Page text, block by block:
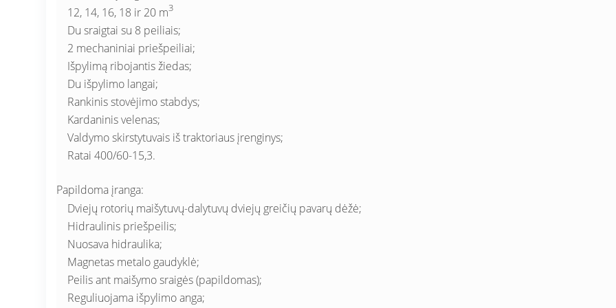
12, 14, 16, 18 ir 20 m3
Du sraigtai su 8 peiliais;
2 mechaniniai priešpeiliai;
Išpylimą ribojantis žiedas;
Du išpylimo langai;
Rankinis stovėjimo stabdys;
Kardaninis velenas;
Valdymo skirstytuvais iš traktoriaus įrenginys;
Ratai 400/60-15,3.
Papildoma įranga:
Dviejų rotorių maišytuvų-dalytuvų dviejų greičių pavarų dėžė;
Hidraulinis priešpeilis;
Nuosava hidraulika;
Magnetas metalo gaudyklė;
Peilis ant maišymo sraigės (papildomas);
Reguliuojama išpylimo anga;